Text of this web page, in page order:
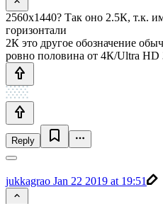
2560x1440? Так оно 2.5К, т.к.
горизонтали
2К это другое обозначение
ровно половина от 4К/Ultra HD
Reply
jukkagrao Jan 22 2019 at 19:51